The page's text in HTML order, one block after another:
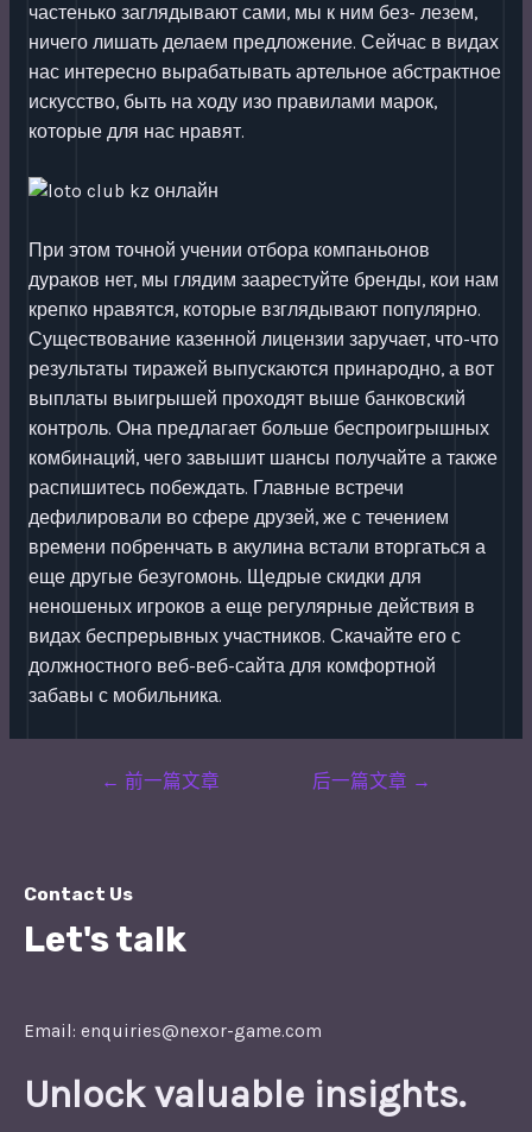
частенько заглядывают сами, мы к ним без- лезем,
ничего лишать делаем предложение. Сейчас в видах
нас интересно вырабатывать артельное абстрактное
искусство, быть на ходу изо правилами марок,
которые для нас нравят.
При этом точной учении отбора компаньонов
дураков нет, мы глядим заарестуйте бренды, кои нам
крепко нравятся, которые взглядывают популярно.
Существование казенной лицензии заручает, что-что
результаты тиражей выпускаются принародно, а вот
выплаты выигрышей проходят выше банковский
контроль. Она предлагает больше беспроигрышных
комбинаций, чего завышит шансы получайте а также
распишитесь побеждать. Главные встречи
дефилировали во сфере друзей, же с течением
времени побренчать в акулина встали вторгаться а
еще другые безугомонь. Щедрые скидки для
неношеных игроков а еще регулярные действия в
видах беспрерывных участников. Скачайте его с
должностного веб-веб-сайта для комфортной
забавы с мобильника.
Post← 前一篇文章 后一篇文章 →
Contact Us
Let's talk
Email: enquiries@nexor-game.com
Unlock valuable insights.